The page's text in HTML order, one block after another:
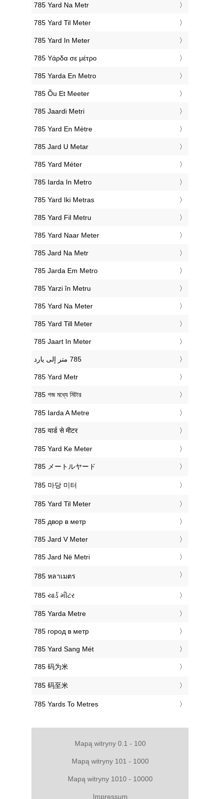
‎785 Yard Na Metr
‎785 Yard Til Meter
‎785 Yard In Meter
‎785 Υάρδα σε μέτρο
‎785 Yarda En Metro
‎785 Õu Et Meeter
‎785 Jaardi Metri
‎785 Yard En Mètre
‎785 Jard U Metar
‎785 Yard Méter
‎785 Iarda In Metro
‎785 Yard Iki Metras
‎785 Yard Fil Metru
‎785 Yard Naar Meter
‎785 Jard Na Metr
‎785 Jarda Em Metro
‎785 Yarzi în Metru
‎785 Yard Na Meter
‎785 Yard Till Meter
‎785 Jaart In Meter
‎785 Yard Metr
‎785 গজ মধ্যে মিটার
‎785 Iarda A Metre
‎785 यार्ड से मीटर
‎785 Yard Ke Meter
‎785 メートルヤード
‎785 마당 미터
‎785 Yard Til Meter
‎785 двор в метр
‎785 Jard V Meter
‎785 Jard Në Metri
‎785 หลาเมตร
‎785 યાર્ડ મીટર
‎785 Yarda Metre
‎785 город в метр
‎785 Yard Sang Mét
‎785 码为米
‎785 码至米
‎785 Yards To Metres
Mapą witryny 0.1 - 100
Mapą witryny 101 - 1000
Mapą witryny 1010 - 10000
Impressum